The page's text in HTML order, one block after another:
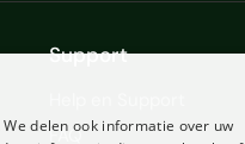
Support
FAQ
delen ook informatie over uw